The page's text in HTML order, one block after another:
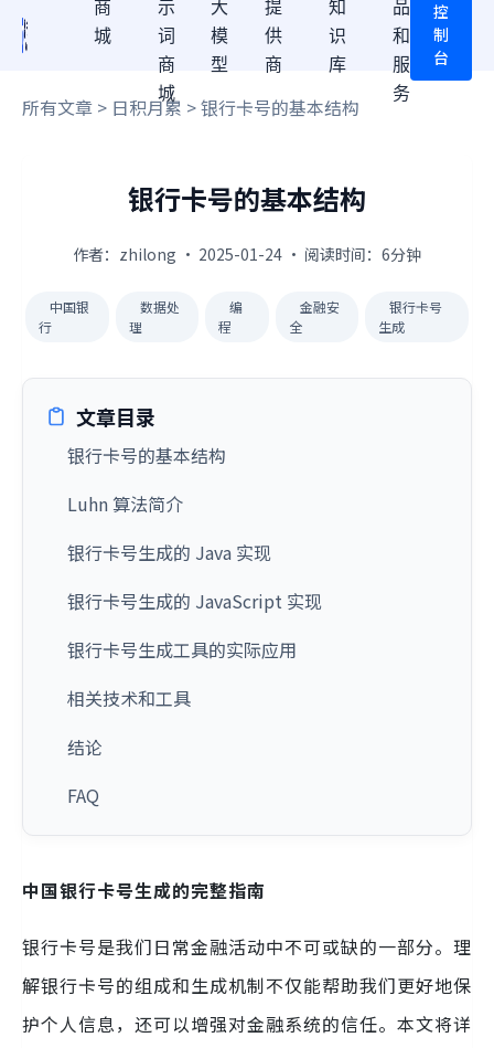
商
城
示
词
商
城
大
模
型
提
供
商
知
识
库
品
和
服
务
控
制
台
所有文章 > 日积月累 > 银行卡号的基本结构
银行卡号的基本结构
作者：zhilong · 2025-01-24 · 阅读时间：6分钟
中国银
行
数据处
理
编
程
金融安
全
银行卡号
生成
文章目录
银行卡号的基本结构
Luhn 算法简介
银行卡号生成的 Java 实现
银行卡号生成的 JavaScript 实现
银行卡号生成工具的实际应用
相关技术和工具
结论
FAQ
中国银行卡号生成的完整指南
银行卡号是我们日常金融活动中不可或缺的一部分。理
解银行卡号的组成和生成机制不仅能帮助我们更好地保
护个人信息，还可以增强对金融系统的信任。本文将详